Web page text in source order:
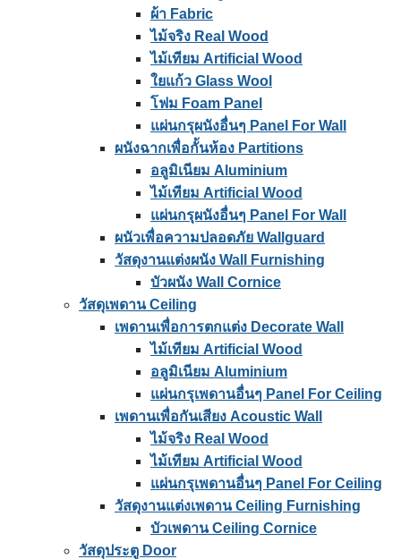
ผ้า Fabric
ไม้จริง Real Wood
ไม้เทียม Artificial Wood
ใยแก้ว Glass Wool
โฟม Foam Panel
แผ่นกรุผนังอื่นๆ Panel For Wall
ผนังฉากเพื่อกั้นห้อง Partitions
อลูมิเนียม Aluminium
ไม้เทียม Artificial Wood
แผ่นกรุผนังอื่นๆ Panel For Wall
ผนัวเพื่อความปลอดภัย Wallguard
วัสดุงานแต่งผนัง Wall Furnishing
บัวผนัง Wall Cornice
วัสดุเพดาน Ceiling
เพดานเพื่อการตกแต่ง Decorate Wall
ไม้เทียม Artificial Wood
อลูมิเนียม Aluminium
แผ่นกรุเพดานอื่นๆ Panel For Ceiling
เพดานเพื่อกันเสียง Acoustic Wall
ไม้จริง Real Wood
ไม้เทียม Artificial Wood
แผ่นกรุเพดานอื่นๆ Panel For Ceiling
วัสดุงานแต่งเพดาน Ceiling Furnishing
บัวเพดาน Ceiling Cornice
วัสดุประตู Door